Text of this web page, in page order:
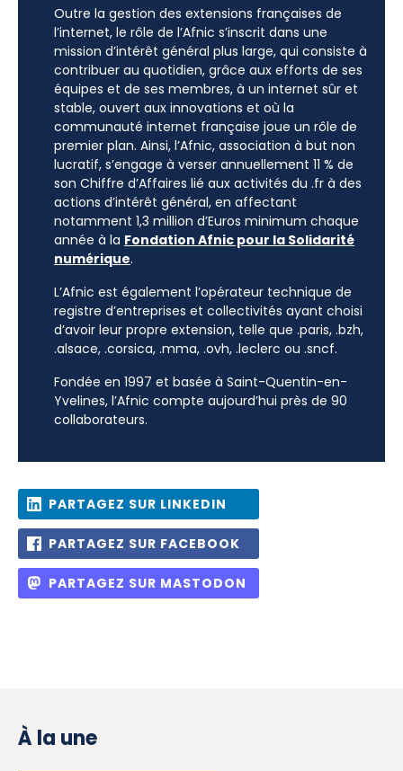
Outre la gestion des extensions françaises de
l’internet, le rôle de l’Afnic s’inscrit dans une
mission d’intérêt général plus large, qui consiste à
contribuer au quotidien, grâce aux efforts de ses
équipes et de ses membres, à un internet sûr et
stable, ouvert aux innovations et où la
communauté internet française joue un rôle de
premier plan. Ainsi, l’Afnic, association à but non
lucratif, s’engage à verser annuellement 11 % de
son Chiffre d’Affaires lié aux activités du .fr à des
actions d’intérêt général, en affectant
notamment 1,3 million d’Euros minimum chaque
année à la Fondation Afnic pour la Solidarité
numérique.
L’Afnic est également l’opérateur technique de
registre d’entreprises et collectivités ayant choisi
d’avoir leur propre extension, telle que .paris, .bzh,
.alsace, .corsica, .mma, .ovh, .leclerc ou .sncf.
Fondée en 1997 et basée à Saint-Quentin-en-
Yvelines, l’Afnic compte aujourd’hui près de 90
collaborateurs.
PARTAGEZ SUR LINKEDIN
PARTAGEZ SUR FACEBOOK
PARTAGEZ SUR MASTODON
À la une